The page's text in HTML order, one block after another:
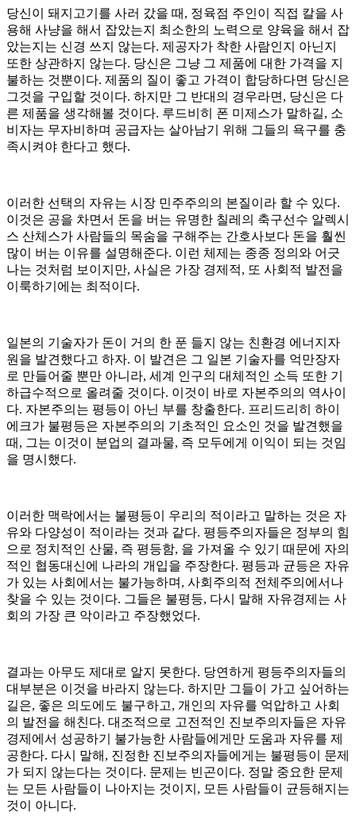
당신이 돼지고기를 사러 갔을 때, 정육점 주인이 직접 칼을 사
용해 사냥을 해서 잡았는지 최소한의 노력으로 양육을 해서 잡
았는지는 신경 쓰지 않는다. 제공자가 착한 사람인지 아닌지
또한 상관하지 않는다. 당신은 그냥 그 제품에 대한 가격을 지
불하는 것뿐이다. 제품의 질이 좋고 가격이 합당하다면 당신은
그것을 구입할 것이다. 하지만 그 반대의 경우라면, 당신은 다
른 제품을 생각해볼 것이다. 루드비히 폰 미제스가 말하길, 소
비자는 무자비하며 공급자는 살아남기 위해 그들의 욕구를 충
족시켜야 한다고 했다.
이러한 선택의 자유는 시장 민주주의의 본질이라 할 수 있다.
이것은 공을 차면서 돈을 버는 유명한 칠레의 축구선수 알렉시
스 산체스가 사람들의 목숨을 구해주는 간호사보다 돈을 훨씬
많이 버는 이유를 설명해준다. 이런 체제는 종종 정의와 어긋
나는 것처럼 보이지만, 사실은 가장 경제적, 또 사회적 발전을
이룩하기에는 최적이다.
일본의 기술자가 돈이 거의 한 푼 들지 않는 친환경 에너지자
원을 발견했다고 하자. 이 발견은 그 일본 기술자를 억만장자
로 만들어줄 뿐만 아니라, 세계 인구의 대체적인 소득 또한 기
하급수적으로 올려줄 것이다. 이것이 바로 자본주의의 역사이
다. 자본주의는 평등이 아닌 부를 창출한다. 프리드리히 하이
에크가 불평등은 자본주의의 기초적인 요소인 것을 발견했을
때, 그는 이것이 분업의 결과물, 즉 모두에게 이익이 되는 것임
을 명시했다.
이러한 맥락에서는 불평등이 우리의 적이라고 말하는 것은 자
유와 다양성이 적이라는 것과 같다. 평등주의자들은 정부의 힘
으로 정치적인 산물, 즉 평등함, 을 가져올 수 있기 때문에 자의
적인 협동대신에 나라의 개입을 주장한다. 평등과 균등은 자유
가 있는 사회에서는 불가능하며, 사회주의적 전체주의에서나
찾을 수 있는 것이다. 그들은 불평등, 다시 말해 자유경제는 사
회의 가장 큰 악이라고 주장했었다.
결과는 아무도 제대로 알지 못한다. 당연하게 평등주의자들의
대부분은 이것을 바라지 않는다. 하지만 그들이 가고 싶어하는
길은, 좋은 의도에도 불구하고, 개인의 자유를 억압하고 사회
의 발전을 해친다. 대조적으로 고전적인 진보주의자들은 자유
경제에서 성공하기 불가능한 사람들에게만 도움과 자유를 제
공한다. 다시 말해, 진정한 진보주의자들에게는 불평등이 문제
가 되지 않는다는 것이다. 문제는 빈곤이다. 정말 중요한 문제
는 모든 사람들이 나아지는 것이지, 모든 사람들이 균등해지는
것이 아니다.